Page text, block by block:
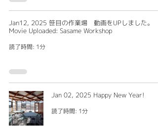
Jan12, 2025 笹目の作業場 動画をUPしました。
Movie Uploaded: Sasame Workshop
読了時間: 1分
Jan 02, 2025 Happy New Year!
読了時間: 1分